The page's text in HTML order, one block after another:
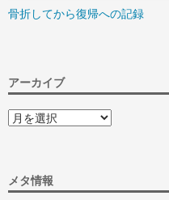
骨折してから復帰への記録
アーカイブ
ア
ー
ブ
メタ情報